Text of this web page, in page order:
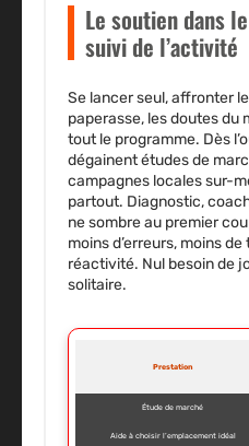
Le soutien dans
suivi de l’activité
Se lancer seul, affronter
paperasse, les doutes du
tout le programme. Dès
dégainent études de
campagnes locales sur-
partout. Diagnostic,
ne sombre au premier
moins d’erreurs, moins
réactivité. Nul besoin de
solitaire.
Prestation
Étude de marché
Aide à choisir l’emplacement idéal